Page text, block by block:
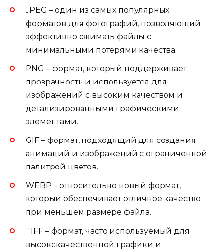
JPEG – один из самых популярных
форматов для фотографий, позволяющий
эффективно сжимать файлы с
минимальными потерями качества.
PNG – формат, который поддерживает
прозрачность и используется для
изображений с высоким качеством и
детализированными графическими
элементами.
GIF – формат, подходящий для создания
анимаций и изображений с ограниченной
палитрой цветов.
WEBP – относительно новый формат,
который обеспечивает отличное качество
при меньшем размере файла.
TIFF – формат, часто используемый для
высококачественной графики и